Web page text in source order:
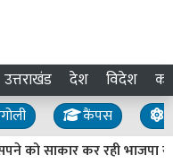
उत्तराखंड देश विदेश
कैंपस
को साकार कर रही भाजपा